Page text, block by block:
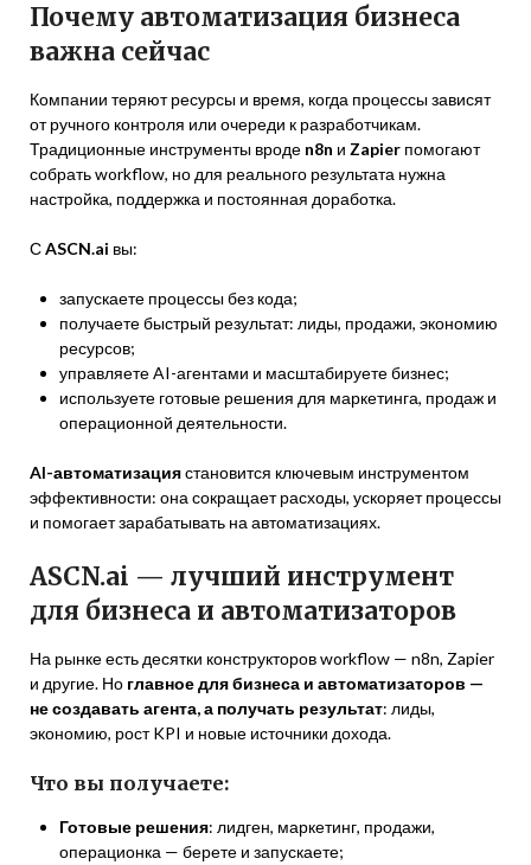
Почему автоматизация бизнеса
важна сейчас
Компании теряют ресурсы и время, когда процессы зависят
от ручного контроля или очереди к разработчикам.
Традиционные инструменты вроде n8n и Zapier помогают
собрать workflow, но для реального результата нужна
настройка, поддержка и постоянная доработка.
СASCN.ai вы:
запускаете процессы без кода;
получаете быстрый результат: лиды, продажи, экономию
ресурсов;
управляете AI-агентами и масштабируете бизнес;
используете готовые решения для маркетинга, продаж и
операционной деятельности.
AI-автоматизациястановится ключевым инструментом
эффективности: она сокращает расходы, ускоряет процессы
и помогает зарабатывать на автоматизациях.
ASCN.ai — лучший инструмент
для бизнеса и автоматизаторов
На рынке есть десятки конструкторов workflow — n8n, Zapier
и другие. Но главное для бизнеса и автоматизаторов —
не создавать агента, а получать результат: лиды,
экономию, рост KPI и новые источники дохода.
Что вы получаете:
Готовые решения: лидген, маркетинг, продажи,
операционка — берете и запускаете;